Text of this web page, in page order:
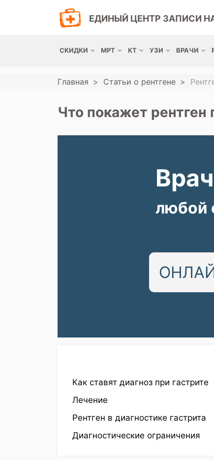
ЕДИНЫЙ ЦЕНТР ЗАПИСИ
СКИДКИ МРТ КТ УЗИ ВРАЧИ
Главная Статьи о рентгене
Что покажет рентген
любой
Как ставят диагноз при гастрите
Лечение
Рентген в диагностике гастрита
Диагностические ограничения